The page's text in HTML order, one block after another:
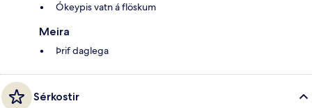
Ókeypis vatn á flöskum
Meira
Þrif daglega
Sérkostir